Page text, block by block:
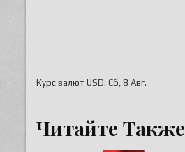
Курс валют USD: Сб, 8 Авг.
Читайте Также